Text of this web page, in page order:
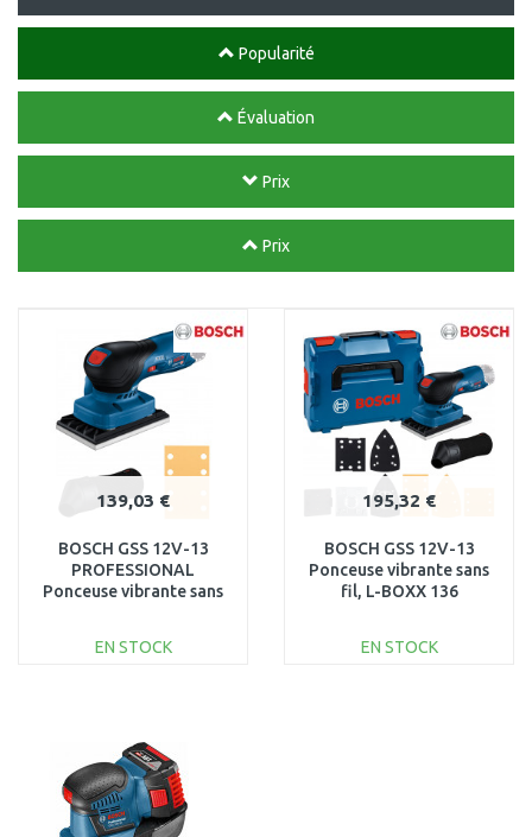
Popularité
Évaluation
Prix
Prix
139,03 €
BOSCH GSS 12V-13
PROFESSIONAL
Ponceuse vibrante sans
EN STOCK
Au comparatif
195,32 €
BOSCH GSS 12V-13
Ponceuse vibrante sans
fil, L-BOXX 136
EN STOCK